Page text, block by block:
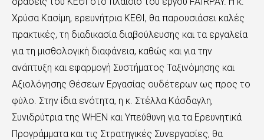
Χρύσα Κασίμη, ερευνήτρια ΚΕΘΙ, θα παρουσιάσει καλές
πρακτικές, τη διαδικασία διαβούλευσης και τα εργαλεία
για τη μισθολογική διαφάνεια, καθώς και για την
ανάπτυξη και εφαρμογή Συστήματος Ταξινόμησης και
Αξιολόγησης Θέσεων Εργασίας ουδέτερων ως προς το
φύλο. Στην ίδια ενότητα, η κ. Στέλλα Κάσδαγλη,
Συνιδρύτρια της WHEN και Υπεύθυνη για τα Ερευνητικά
Προγράμματα και τις Στρατηγικές Συνεργασίες, θα